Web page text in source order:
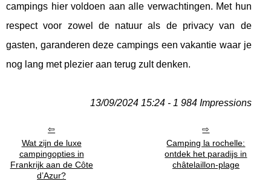
campings hier voldoen aan alle verwachtingen. Met hun
respect voor zowel de natuur als de privacy van de
gasten, garanderen deze campings een vakantie waar je
nog lang met plezier aan terug zult denken.
13/09/2024 15:24 - 1 984 Impressions
Wat zijn de luxe
campingopties in
Frankrijk aan de Côte
d’Azur?
Camping la rochelle:
ontdek het paradijs in
châtelaillon-plage